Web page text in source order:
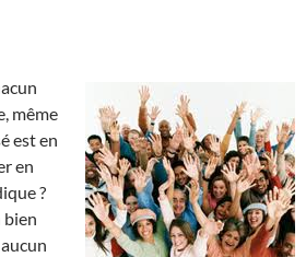
même
est en
en
?
bien